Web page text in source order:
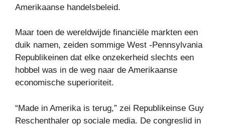
Amerikaanse handelsbeleid.
Maar toen de wereldwijde financiële markten een
duik namen, zeiden sommige West -Pennsylvania
Republikeinen dat elke onzekerheid slechts een
hobbel was in de weg naar de Amerikaanse
economische superioriteit.
“Made in Amerika is terug,” zei Republikeinse Guy
Reschenthaler op sociale media. De congreslid in